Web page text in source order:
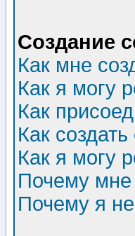
Создание
Как мне
Как я могу
Как
Как
Как я могу
Почему
Почему я